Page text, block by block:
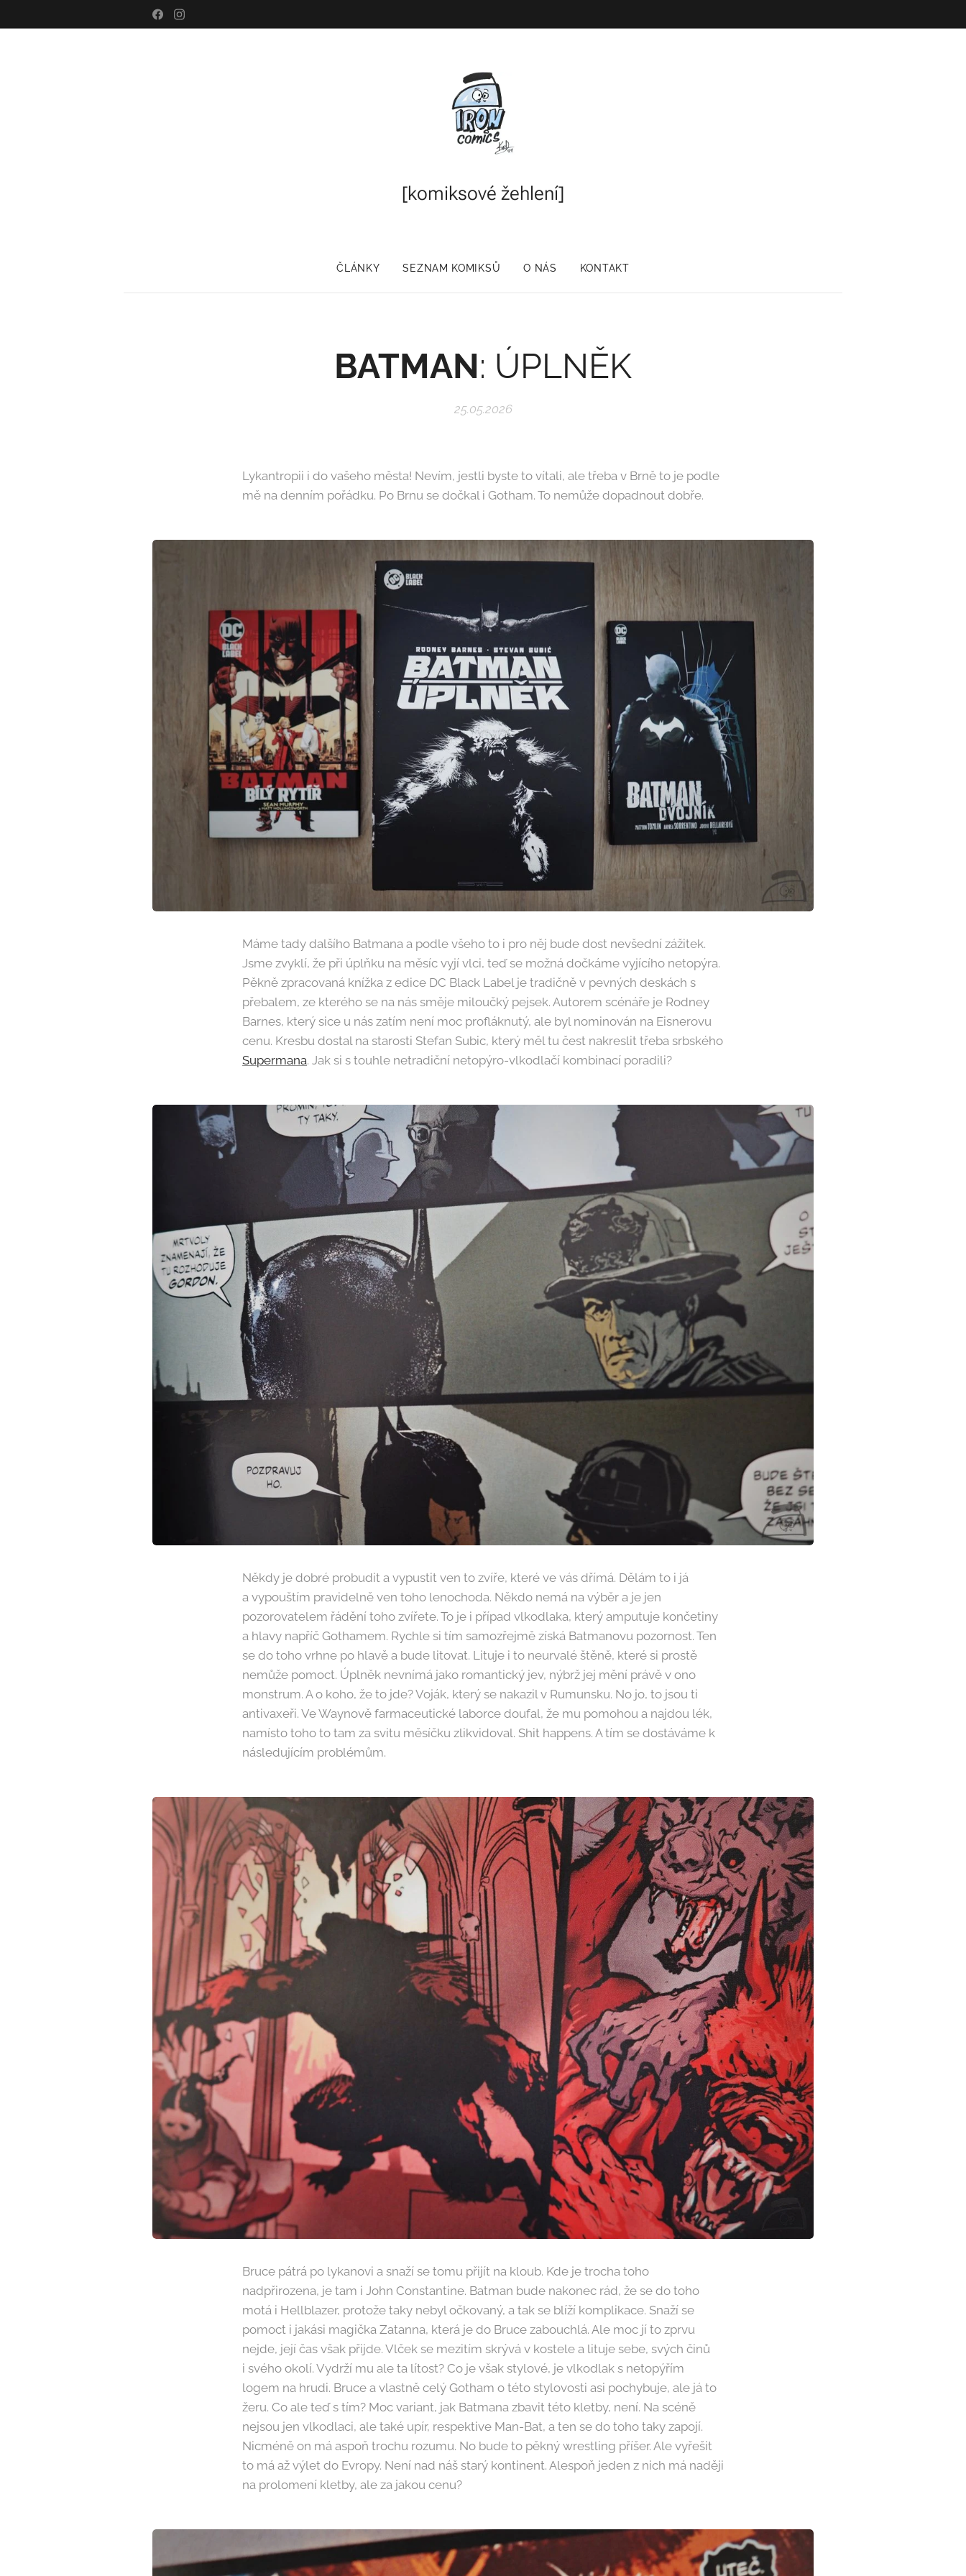
[komiksové žehlení]
ČLÁNKY SEZNAM KOMIKSŮ O NÁS KONTAKT
BATMAN: ÚPLNĚK
25.05.2026
Lykantropii i do vašeho města! Nevím, jestli byste to vítali, ale třeba v Brně to je podle
mě na denním pořádku. Po Brnu se dočkal i Gotham. To nemůže dopadnout dobře.
Máme tady dalšího Batmana a podle všeho to i pro něj bude dost nevšední zážitek.
Jsme zvyklí, že při úplňku na měsíc vyjí vlci, teď se možná dočkáme vyjícího netopýra.
Pěkně zpracovaná knížka z edice DC Black Label je tradičně v pevných deskách s
přebalem, ze kterého se na nás směje miloučký pejsek. Autorem scénáře je Rodney
Barnes, který sice u nás zatím není moc profláknutý, ale byl nominován na Eisnerovu
cenu. Kresbu dostal na starosti Stefan Subic, který měl tu čest nakreslit třeba srbského
Supermana. Jak si s touhle netradiční netopýro-vlkodlačí kombinací poradili?
Někdy je dobré probudit a vypustit ven to zvíře, které ve vás dřímá. Dělám to i já
a vypouštím pravidelně ven toho lenochoda. Někdo nemá na výběr a je jen
pozorovatelem řádění toho zvířete. To je i případ vlkodlaka, který amputuje končetiny
a hlavy napříč Gothamem. Rychle si tím samozřejmě získá Batmanovu pozornost. Ten
se do toho vrhne po hlavě a bude litovat. Lituje i to neurvalé štěně, které si prostě
nemůže pomoct. Úplněk nevnímá jako romantický jev, nýbrž jej mění právě v ono
monstrum. A o koho, že to jde? Voják, který se nakazil v Rumunsku. No jo, to jsou ti
antivaxeři. Ve Waynově farmaceutické laborce doufal, že mu pomohou a najdou lék,
namísto toho to tam za svitu měsíčku zlikvidoval. Shit happens. A tím se dostáváme k
následujícím problémům.
Bruce pátrá po lykanovi a snaží se tomu přijít na kloub. Kde je trocha toho
nadpřirozena, je tam i John Constantine. Batman bude nakonec rád, že se do toho
motá i Hellblazer, protože taky nebyl očkovaný, a tak se blíží komplikace. Snaží se
pomoct i jakási magička Zatanna, která je do Bruce zabouchlá. Ale moc jí to zprvu
nejde, její čas však přijde. Vlček se mezitím skrývá v kostele a lituje sebe, svých činů
i svého okolí. Vydrží mu ale ta lítost? Co je však stylové, je vlkodlak s netopýřím
logem na hrudi. Bruce a vlastně celý Gotham o této stylovosti asi pochybuje, ale já to
žeru. Co ale teď s tím? Moc variant, jak Batmana zbavit této kletby, není. Na scéně
nejsou jen vlkodlaci, ale také upír, respektive Man-Bat, a ten se do toho taky zapojí.
Nicméně on má aspoň trochu rozumu. No bude to pěkný wrestling příšer. Ale vyřešit
to má až výlet do Evropy. Není nad náš starý kontinent. Alespoň jeden z nich má naději
na prolomení kletby, ale za jakou cenu?